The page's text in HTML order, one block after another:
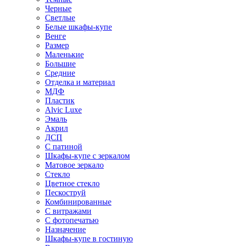
Черные
Светлые
Белые шкафы-купе
Венге
Размер
Маленькие
Большие
Средние
Отделка и материал
МДФ
Пластик
Alvic Luxe
Эмаль
Акрил
ДСП
С патиной
Шкафы-купе с зеркалом
Матовое зеркало
Стекло
Цветное стекло
Пескоструй
Комбинированные
С витражами
С фотопечатью
Назначение
Шкафы-купе в гостиную